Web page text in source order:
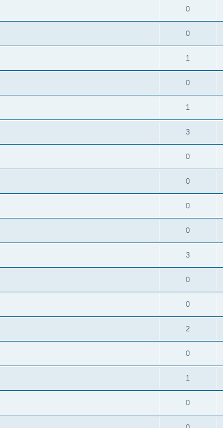
0
0
1
0
1
3
0
0
0
0
3
0
0
2
0
1
0